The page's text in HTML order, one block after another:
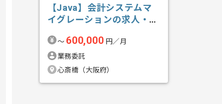
【Java】会計システムマ
イグレーションの求人・案
〜 600,000 円／月
業務委託
心斎橋（大阪府）